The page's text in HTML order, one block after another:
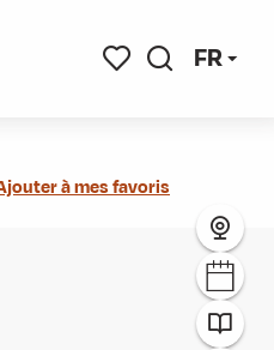
FR
aux favoris
à mes favoris